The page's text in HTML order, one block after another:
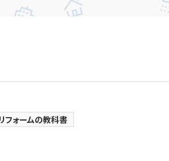
フォームの教科書